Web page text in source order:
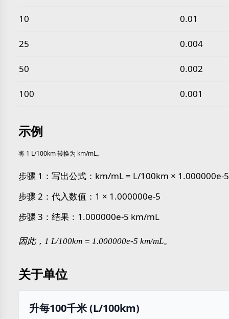
10 0.01
25 0.004
50 0.002
100 0.001
示例
将 1 L/100km 转换为 km/mL。
步骤 1：写出公式：km/mL = L/100km × 1.000000e-5
步骤 2：代入数值：1 × 1.000000e-5
步骤 3：结果：1.000000e-5 km/mL
因此，1 L/100km = 1.000000e-5 km/mL。
关于单位
升每100千米 (L/100km)